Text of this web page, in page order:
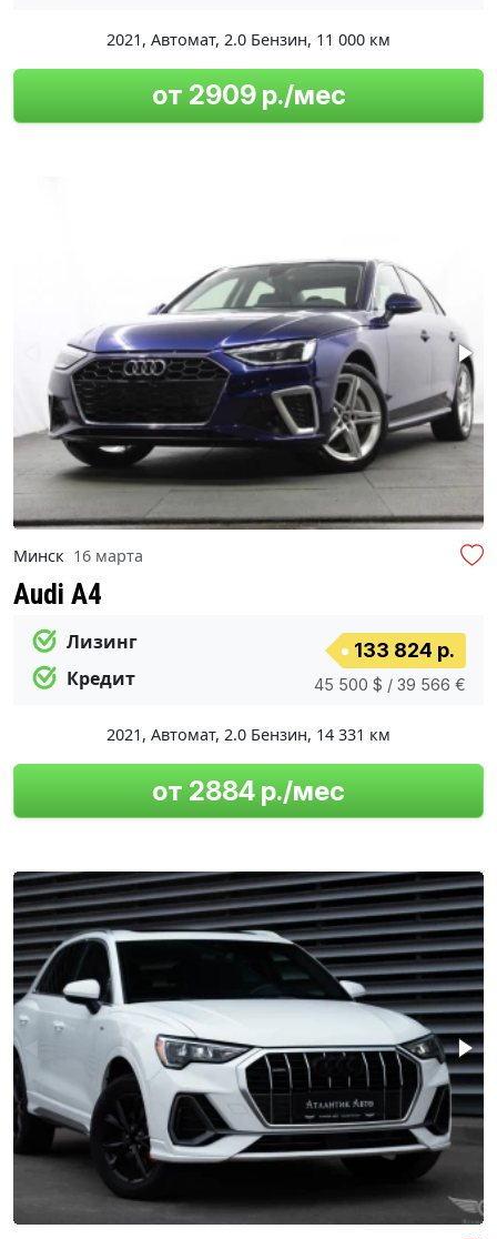
2021, Автомат, 2.0 Бензин, 11 000 км
от 2909 р./мес
Минск 16 марта
Audi A4
Лизинг
Кредит
133 824 р.
45 500 $ / 39 566 €
2021, Автомат, 2.0 Бензин, 14 331 км
от 2884 р./мес